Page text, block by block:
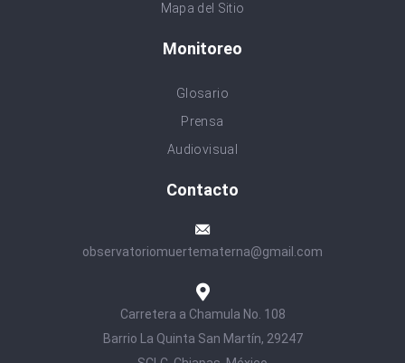
Mapa del Sitio
Monitoreo
Glosario
Prensa
Audiovisual
Contacto
observatoriomuertematerna@gmail.com
Carretera a Chamula No. 108
Barrio La Quinta San Martín, 29247